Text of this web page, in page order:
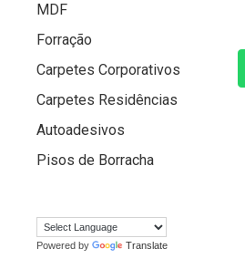
MDF
Forração
Carpetes Corporativos
Carpetes Residências
Autoadesivos
Pisos de Borracha
Powered by Translate